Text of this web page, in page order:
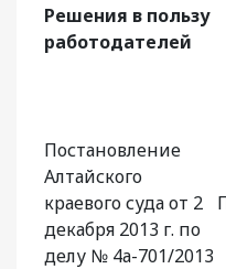
Решения в пользу
работодателей
Постановление
Алтайского
краевого суда от 2
декабря 2013 г. по
делу № 4а-701/2013